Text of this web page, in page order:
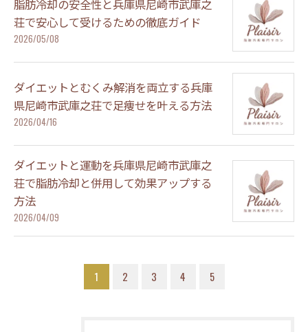
脂肪冷却の安全性と兵庫県尼崎市武庫之
荘で安心して受けるための徹底ガイド
2026/05/08
ダイエットとむくみ解消を両立する兵庫
県尼崎市武庫之荘で足痩せを叶える方法
2026/04/16
ダイエットと運動を兵庫県尼崎市武庫之
荘で脂肪冷却と併用して効果アップする
方法
2026/04/09
1 2 3 4 5